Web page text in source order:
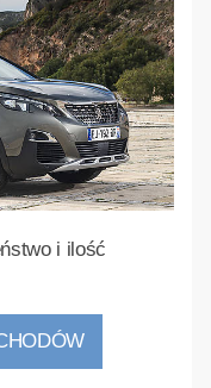
i ilość